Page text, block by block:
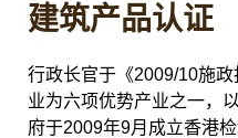
建筑产品认证
行政长官于《2009/10施
业为六项优势产业之一，
府于2009年9月成立香港